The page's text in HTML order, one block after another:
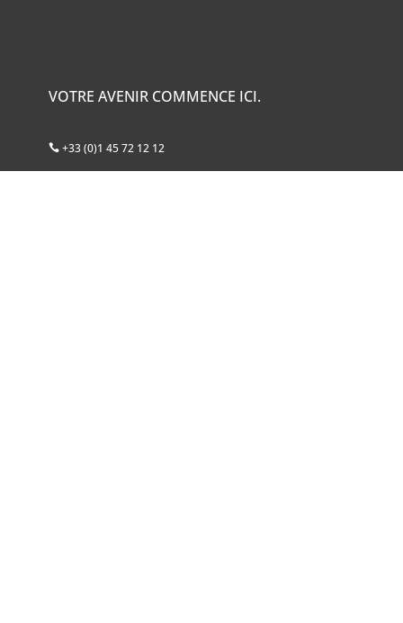
VOTRE AVENIR COMMENCE ICI.
+33 (0)1 45 72 12 12